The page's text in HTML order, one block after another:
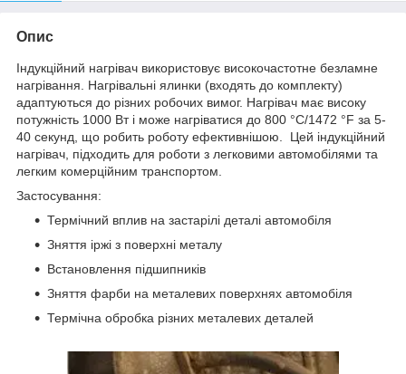
Опис
Індукційний нагрівач використовує високочастотне безламне
нагрівання. Нагрівальні ялинки (входять до комплекту)
адаптуються до різних робочих вимог. Нагрівач має високу
потужність 1000 Вт і може нагріватися до 800 °C/1472 °F за 5-
40 секунд, що робить роботу ефективнішою. Цей індукційний
нагрівач, підходить для роботи з легковими автомобілями та
легким комерційним транспортом.
Застосування:
Термічний вплив на застарілі деталі автомобіля
Зняття іржі з поверхні металу
Встановлення підшипників
Зняття фарби на металевих поверхнях автомобіля
Термічна обробка різних металевих деталей